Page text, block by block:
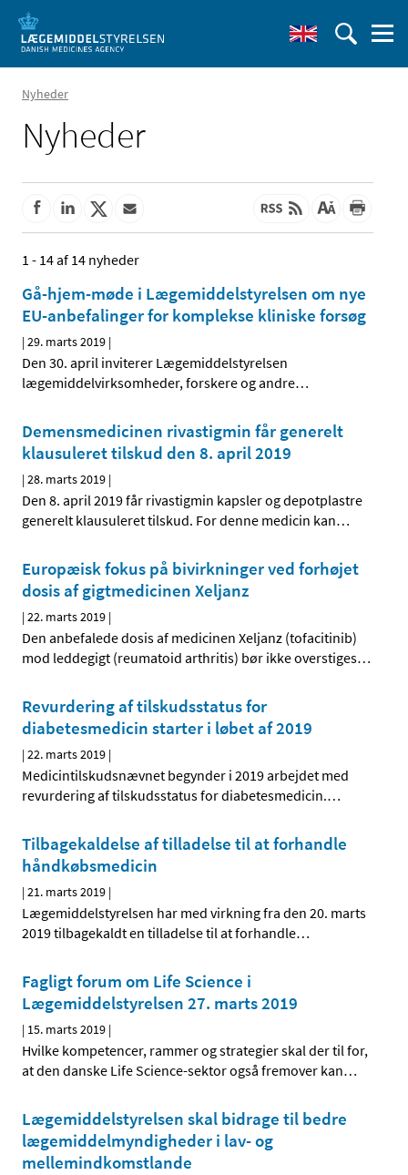
Nyheder
Nyheder
1 - 14 af 14 nyheder
Gå-hjem-møde i Lægemiddelstyrelsen om nye
EU-anbefalinger for komplekse kliniske forsøg
|29. marts 2019 |
Den 30. april inviterer Lægemiddelstyrelsen
lægemiddelvirksomheder, forskere og andre…
Demensmedicinen rivastigmin får generelt
klausuleret tilskud den 8. april 2019
|28. marts 2019 |
Den 8. april 2019 får rivastigmin kapsler og depotplastre
generelt klausuleret tilskud. For denne medicin kan…
Europæisk fokus på bivirkninger ved forhøjet
dosis af gigtmedicinen Xeljanz
|22. marts 2019 |
Den anbefalede dosis af medicinen Xeljanz (tofacitinib)
mod leddegigt (reumatoid arthritis) bør ikke overstiges…
Revurdering af tilskudsstatus for
diabetesmedicin starter i løbet af 2019
|22. marts 2019 |
Medicintilskudsnævnet begynder i 2019 arbejdet med
revurdering af tilskudsstatus for diabetesmedicin.…
Tilbagekaldelse af tilladelse til at forhandle
håndkøbsmedicin
|21. marts 2019 |
Lægemiddelstyrelsen har med virkning fra den 20. marts
2019 tilbagekaldt en tilladelse til at forhandle…
Fagligt forum om Life Science i
Lægemiddelstyrelsen 27. marts 2019
| 15. marts 2019 |
Hvilke kompetencer, rammer og strategier skal der til for,
at den danske Life Science-sektor også fremover kan…
Lægemiddelstyrelsen skal bidrage til bedre
lægemiddelmyndigheder i lav- og
mellemindkomstlande